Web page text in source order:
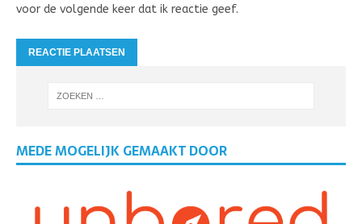
voor de volgende keer dat ik reactie geef.
MEDE MOGELIJK GEMAAKT DOOR